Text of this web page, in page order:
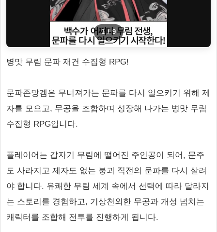
1/9
병맛 무림 문파 재건 수집형 RPG!
문파존망겜은 무너져가는 문파를 다시 일으키기 위해 제
자를 모으고, 무공을 조합하며 성장해 나가는 병맛 무림
수집형 RPG입니다.
플레이어는 갑자기 무림에 떨어진 주인공이 되어, 문주
도 사라지고 제자도 없는 붕괴 직전의 문파를 다시 살려
야 합니다. 유쾌한 무림 세계 속에서 선택에 따라 달라지
는 스토리를 경험하고, 기상천외한 무공과 개성 넘치는
캐릭터를 조합해 전투를 진행하게 됩니다.